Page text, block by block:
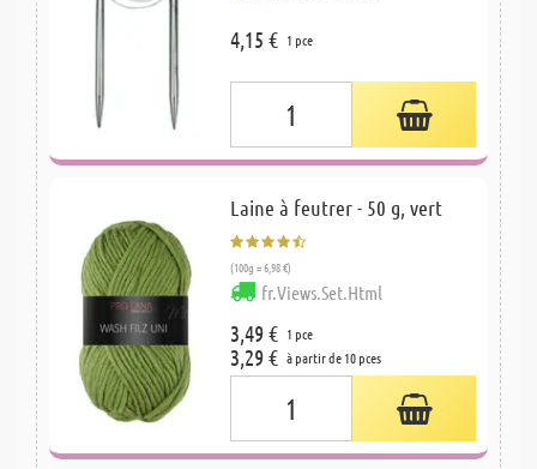
4,15 € 1 pce
Laine à feutrer - 50 g, vert
(100g = 6,98 €)
fr.Views.Set.Html
3,49 € 1 pce
3,29 € à partir de 10 pces